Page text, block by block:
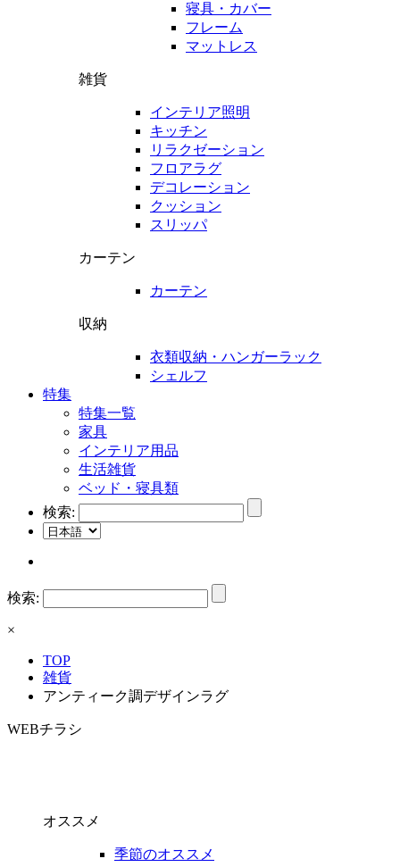
寝具・カバー
フレーム
マットレス
雑貨
インテリア照明
キッチン
リラクゼーション
フロアラグ
デコレーション
クッション
スリッパ
カーテン
カーテン
収納
衣類収納・ハンガーラック
シェルフ
特集
特集一覧
家具
インテリア用品
生活雑貨
ベッド・寝具類
検索:
検索:
×
TOP
雑貨
アンティーク調デザインラグ
WEBチラシ
オススメ
季節のオススメ